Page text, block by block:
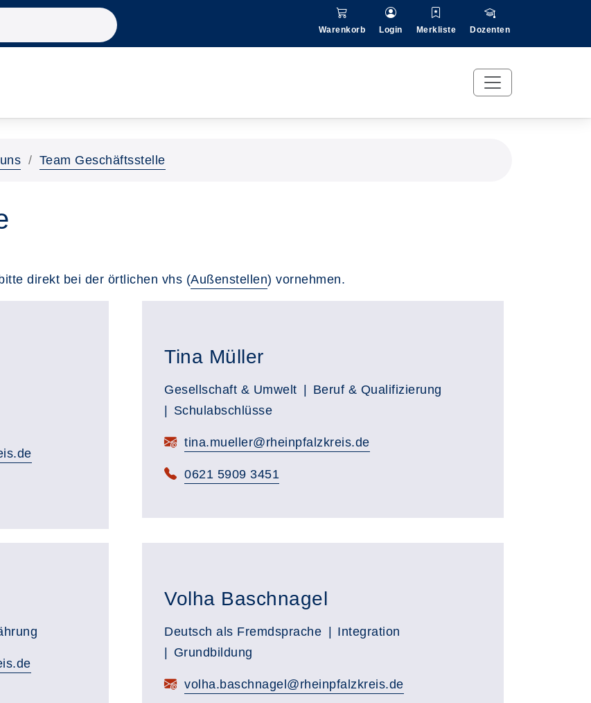
Warenkorb Login Merkliste Dozenten
Team Geschäftsstelle
direkt bei der örtlichen vhs (Außenstellen) vornehmen.
Tina Müller
Gesellschaft & Umwelt
Beruf & Qualifizierung
Schulabschlüsse
tina.mueller@rheinpfalzkreis.de
0621 5909 3451
Volha Baschnagel
Deutsch als Fremdsprache
Integration
Grundbildung
volha.baschnagel@rheinpfalzkreis.de